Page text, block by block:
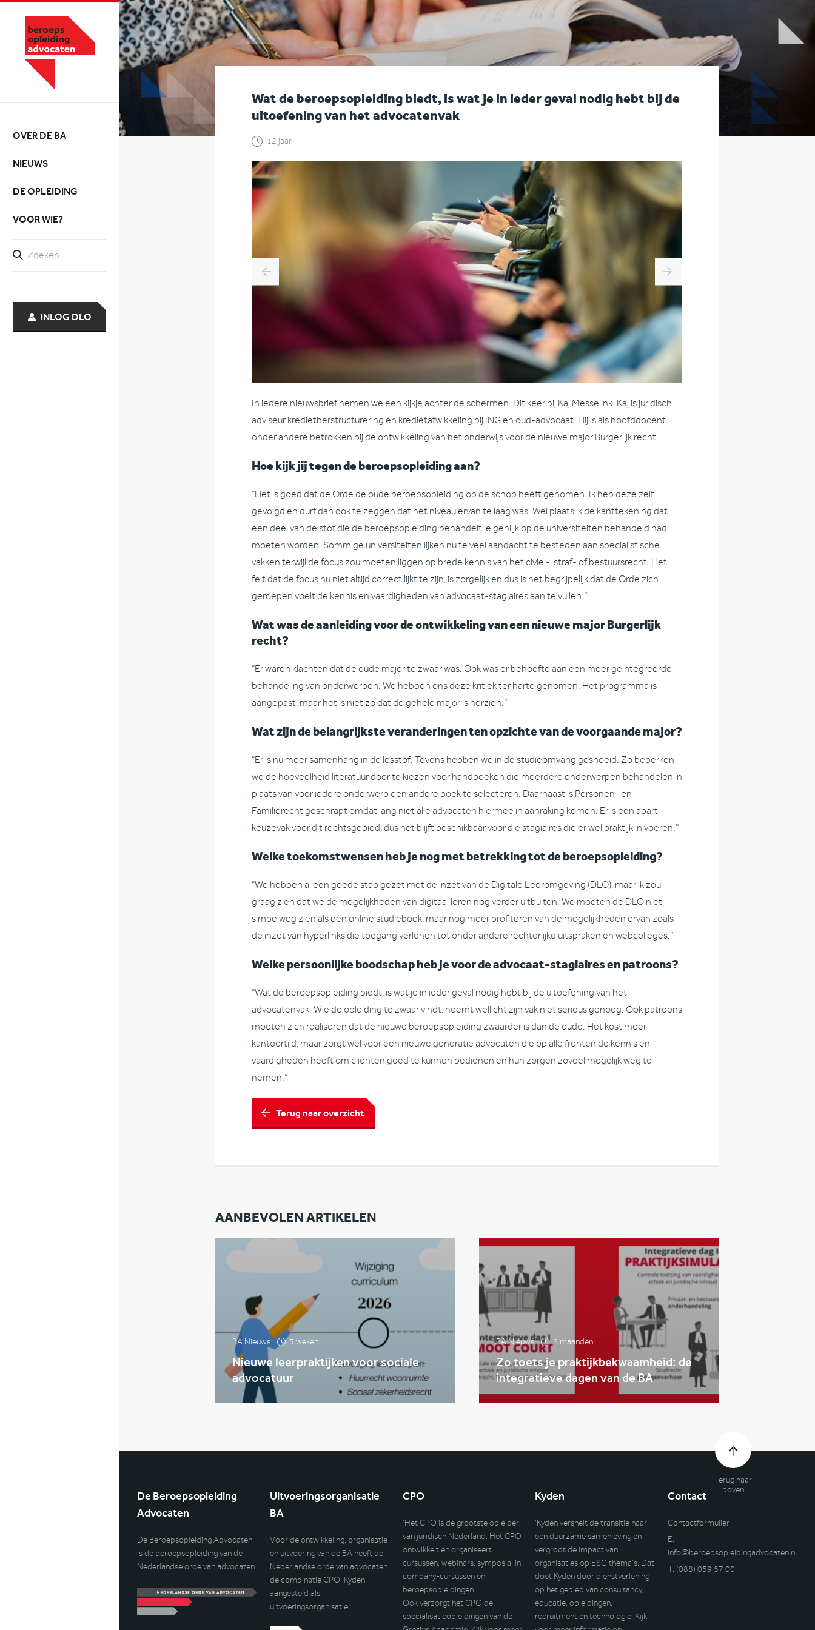
OVER DE BA
NIEUWS
DE OPLEIDING
VOOR WIE?
INLOG DLO
Wat de beroepsopleiding biedt, is wat je in ieder geval nodig hebt bij de
uitoefening van het advocatenvak
12 jaar
In iedere nieuwsbrief nemen we een kijkje achter de schermen. Dit keer bij Kaj Messelink. Kaj is juridisch
adviseur kredietherstructurering en kredietafwikkeling bij ING en oud-advocaat. Hij is als hoofddocent
onder andere betrokken bij de ontwikkeling van het onderwijs voor de nieuwe major Burgerlijk recht.
Hoe kijk jij tegen de beroepsopleiding aan?
“Het is goed dat de Orde de oude beroepsopleiding op de schop heeft genomen. Ik heb deze zelf
gevolgd en durf dan ook te zeggen dat het niveau ervan te laag was. Wel plaats ik de kanttekening dat
een deel van de stof die de beroepsopleiding behandelt, eigenlijk op de universiteiten behandeld had
moeten worden. Sommige universiteiten lijken nu te veel aandacht te besteden aan specialistische
vakken terwijl de focus zou moeten liggen op brede kennis van het civiel-, straf- of bestuursrecht. Het
feit dat de focus nu niet altijd correct lijkt te zijn, is zorgelijk en dus is het begrijpelijk dat de Orde zich
geroepen voelt de kennis en vaardigheden van advocaat-stagiaires aan te vullen.”
Wat was de aanleiding voor de ontwikkeling van een nieuwe major Burgerlijk
recht?
“Er waren klachten dat de oude major te zwaar was. Ook was er behoefte aan een meer geïntegreerde
behandeling van onderwerpen. We hebben ons deze kritiek ter harte genomen. Het programma is
aangepast, maar het is niet zo dat de gehele major is herzien.”
Wat zijn de belangrijkste veranderingen ten opzichte van de voorgaande major?
“Er is nu meer samenhang in de lesstof. Tevens hebben we in de studieomvang gesnoeid. Zo beperken
we de hoeveelheid literatuur door te kiezen voor handboeken die meerdere onderwerpen behandelen in
plaats van voor iedere onderwerp een andere boek te selecteren. Daarnaast is Personen- en
Familierecht geschrapt omdat lang niet alle advocaten hiermee in aanraking komen. Er is een apart
keuzevak voor dit rechtsgebied, dus het blijft beschikbaar voor die stagiaires die er wel praktijk in voeren.”
Welke toekomstwensen heb je nog met betrekking tot de beroepsopleiding?
“We hebben al een goede stap gezet met de inzet van de Digitale Leeromgeving (DLO), maar ik zou
graag zien dat we de mogelijkheden van digitaal leren nog verder uitbuiten. We moeten de DLO niet
simpelweg zien als een online studieboek, maar nog meer profiteren van de mogelijkheden ervan zoals
de inzet van hyperlinks die toegang verlenen tot onder andere rechterlijke uitspraken en webcolleges.”
Welke persoonlijke boodschap heb je voor de advocaat-stagiaires en patroons?
“Wat de beroepsopleiding biedt, is wat je in ieder geval nodig hebt bij de uitoefening van het
advocatenvak. Wie de opleiding te zwaar vindt, neemt wellicht zijn vak niet serieus genoeg. Ook patroons
moeten zich realiseren dat de nieuwe beroepsopleiding zwaarder is dan de oude. Het kost meer
kantoortijd, maar zorgt wel voor een nieuwe generatie advocaten die op alle fronten de kennis en
vaardigheden heeft om cliënten goed te kunnen bedienen en hun zorgen zoveel mogelijk weg te
nemen.”
Terug naar overzicht
AANBEVOLEN ARTIKELEN
BA Nieuws 3 weken
Nieuwe leerpraktijken voor sociale
advocatuur
BA Nieuws 2 maanden
Zo toets je praktijkbekwaamheid: de
integratieve dagen van de BA
Terug naar
boven
De Beroepsopleiding
Advocaten
De Beroepsopleiding Advocaten
is de beroepsopleiding van de
Nederlandse orde van advocaten.
Uitvoeringsorganisatie
BA
Voor de ontwikkeling, organisatie
en uitvoering van de BA heeft de
Nederlandse orde van advocaten
de combinatie CPO-Kyden
aangesteld als
uitvoeringsorganisatie.
CPO
‘Het CPO is de grootste opleider
van juridisch Nederland. Het CPO
ontwikkelt en organiseert
cursussen, webinars, symposia, in
company-cursussen en
beroepsopleidingen.
Ook verzorgt het CPO de
specialisatieopleidingen van de
Kyden
‘Kyden versnelt de transitie naar
een duurzame samenleving en
vergroot de impact van
organisaties op ESG thema’s. Dat
doet Kyden door dienstverlening
op het gebied van consultancy,
educatie, opleidingen,
recruitment en technologie. Kijk
Contact
Contactformulier
E:
info@beroepsopleidingadvocaten.nl
T: (088) 059 57 00